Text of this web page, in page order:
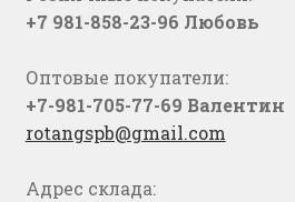
+7 981-858-23-96 Любовь
Оптовые покупатели:
+7-981-705-77-69 Валентин
rotangspb@gmail.com
Адрес склада: